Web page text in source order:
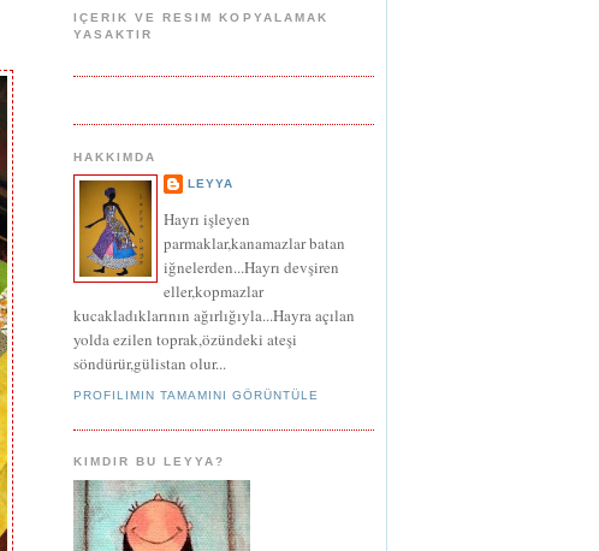
IÇERIK VE RESIM KOPYALAMAK
YASAKTIR
HAKKIMDA
LEYYA
Hayrı işleyen
parmaklar,kanamazlar batan
iğnelerden...Hayrı devşiren
eller,kopmazlar
kucakladıklarının ağırlığıyla...Hayra açılan
yolda ezilen toprak,özündeki ateşi
söndürür,gülistan olur...
PROFILIMIN TAMAMINI GÖRÜNTÜLE
KIMDIR BU LEYYA?